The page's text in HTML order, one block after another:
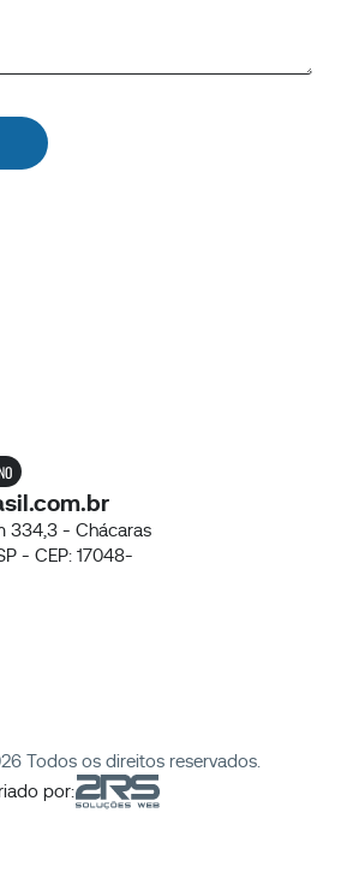
334,3 - Chácaras
- CEP: 17048-
Todos os direitos reservados.
por: